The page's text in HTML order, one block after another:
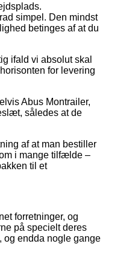
simpel. Den mindst
betinges af at du
ifald vi absolut skal
for levering
Abus Montrailer,
således at de
af at man bestiller
i mange tilfælde –
til et
forretninger, og
på specielt deres
og endda nogle gange